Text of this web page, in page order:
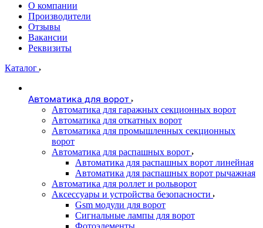
О компании
Производители
Отзывы
Вакансии
Реквизиты
Каталог
Автоматика для ворот
Автоматика для гаражных секционных ворот
Автоматика для откатных ворот
Автоматика для промышленных секционных
ворот
Автоматика для распашных ворот
Автоматика для распашных ворот линейная
Автоматика для распашных ворот рычажная
Автоматика для роллет и рольворот
Аксессуары и устройства безопасности
Gsm модули для ворот
Сигнальные лампы для ворот
Фотоэлементы